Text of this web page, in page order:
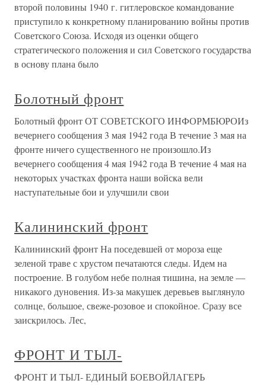
второй половины 1940 г. гитлеровское командование
приступило к конкретному планированию войны против
Советского Союза. Исходя из оценки общего
стратегического положения и сил Советского государства
в основу плана было
Болотный фронт
Болотный фронт ОТ СОВЕТСКОГО ИНФОРМБЮРОИз
вечернего сообщения 3 мая 1942 года В течение 3 мая на
фронте ничего существенного не произошло.Из
вечернего сообщения 4 мая 1942 года В течение 4 мая на
некоторых участках фронта наши войска вели
наступательные бои и улучшили свои
Калининский фронт
Калининский фронт На поседевшей от мороза еще
зеленой траве с хрустом печатаются следы. Идем на
построение. В голубом небе полная тишина, на земле —
никакого дуновения. Из-за макушек деревьев выглянуло
солнце, большое, свеже-розовое и спокойное. Сразу все
заискрилось. Лес,
ФРОНТ И ТЫЛ-
ФРОНТ И ТЫЛ- ЕДИНЫЙ БОЕВОЙЛАГЕРЬ